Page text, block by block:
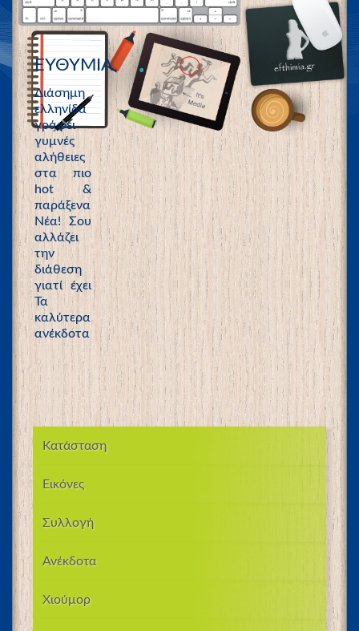
ΕΥΘΥΜΙΑ
Διάσημη
ελληνίδα
γράφει
γυμνές
αλήθειες
στα πιο
hot &
παράξενα
Νέα! Σου
αλλάζει
την
διάθεση
γιατί έχει
Τα
καλύτερα
ανέκδοτα
Κατάσταση
Εικόνες
Συλλογή
Ανέκδοτα
Χιούμορ